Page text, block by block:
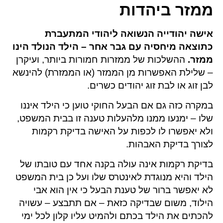
ממזר ביהדות
אישה יהודייה הנשואה ליהודי המתעברת
כתוצאה מיחסיה עם גבר אחר – הילד הנולד הינו
ממזר. ההשלכות של ממזרות חמורות ביותר, ועיקרן
– שלילת האפשרות מן הממזר (או הממזרת) להינשא
לבן זוג או לבת זוג יהודים כשרים.
במקרה כזה גם אם הבעל החוקי טוען כי הילד איננו
שלו – ימנעו ממנו מלהעלות טענה זו בבית המשפט,
ולא יאפשרו לו לכפות על האישה בדיקת רקמות
לצורך בדיקת האבהות.
בדיקת רקמות אינה עולה בקנה אחד עם טובתו של
הילד והיא מנוגדת לאינטרס שלו ועל כן בית המשפט
לא יאפשר ברור של טענת הבעל כי אין הוא אבי
הילוד, משום שבדיקה כזאת – אם תתבצע – עשויה
להכתים את הילד בכתם ולהמיט עליו קלון לכל ימי